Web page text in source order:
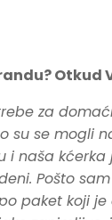
za
su se mogli
naša
Pošto
paket koji